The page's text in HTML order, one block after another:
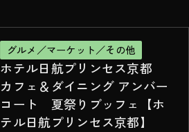
グルメ／マーケット／その他
ホテル日航プリンセス京都
カフェ＆ダイニング アンバー
コート 夏祭りブッフェ【ホ
テル日航プリンセス京都】